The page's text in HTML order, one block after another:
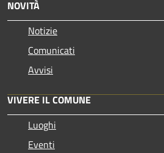
NOVITÀ
Notizie
Comunicati
Avvisi
VIVERE IL COMUNE
Luoghi
Eventi